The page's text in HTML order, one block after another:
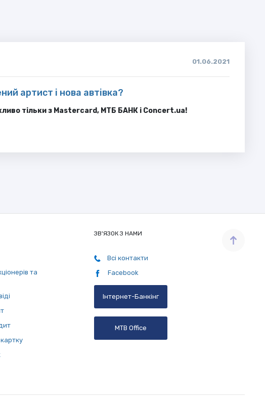
01.06.2021
артист і нова автівка?
тільки з Mastercard, МТБ БАНК і Concert.ua!
та
ЗВ'ЯЗОК З НАМИ
Всі контакти
Facebook
Інтернет-Банкінг
MTB Office